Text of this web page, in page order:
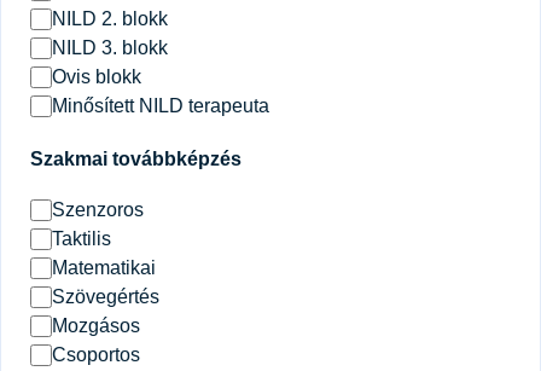
NILD 2. blokk
NILD 3. blokk
Ovis blokk
Minősített NILD terapeuta
Szakmai továbbképzés
Szenzoros
Taktilis
Matematikai
Szövegértés
Mozgásos
Csoportos